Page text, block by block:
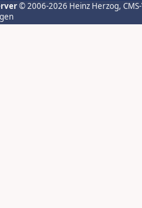
© 2006-2026 Heinz Herzog,